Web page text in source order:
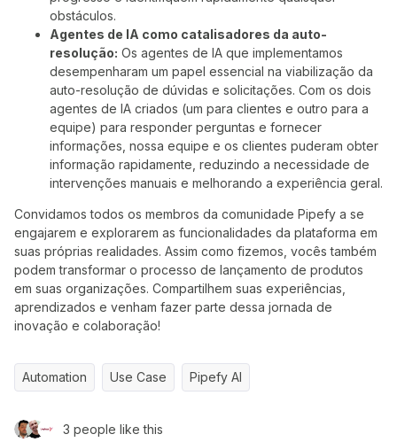
obstáculos.
Agentes de IA como catalisadores da auto-
resolução: Os agentes de IA que implementamos
desempenharam um papel essencial na viabilização da
auto-resolução de dúvidas e solicitações. Com os dois
agentes de IA criados (um para clientes e outro para a
equipe) para responder perguntas e fornecer
informações, nossa equipe e os clientes puderam obter
informação rapidamente, reduzindo a necessidade de
intervenções manuais e melhorando a experiência geral.
Convidamos todos os membros da comunidade Pipefy a se
engajarem e explorarem as funcionalidades da plataforma em
suas próprias realidades. Assim como fizemos, vocês também
podem transformar o processo de lançamento de produtos
em suas organizações. Compartilhem suas experiências,
aprendizados e venham fazer parte dessa jornada de
inovação e colaboração!
Automation Use Case Pipefy AI
3 people like this